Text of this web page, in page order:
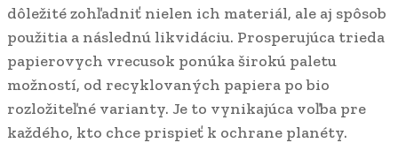
dôležité zohľadniť nielen ich materiál, ale aj spôsob
použitia a následnú likvidáciu. Prosperujúca trieda
papierovych vrecusok ponúka širokú paletu
možností, od recyklovaných papiera po bio
rozložiteľné varianty. Je to vynikajúca voľba pre
každého, kto chce prispieť k ochrane planéty.